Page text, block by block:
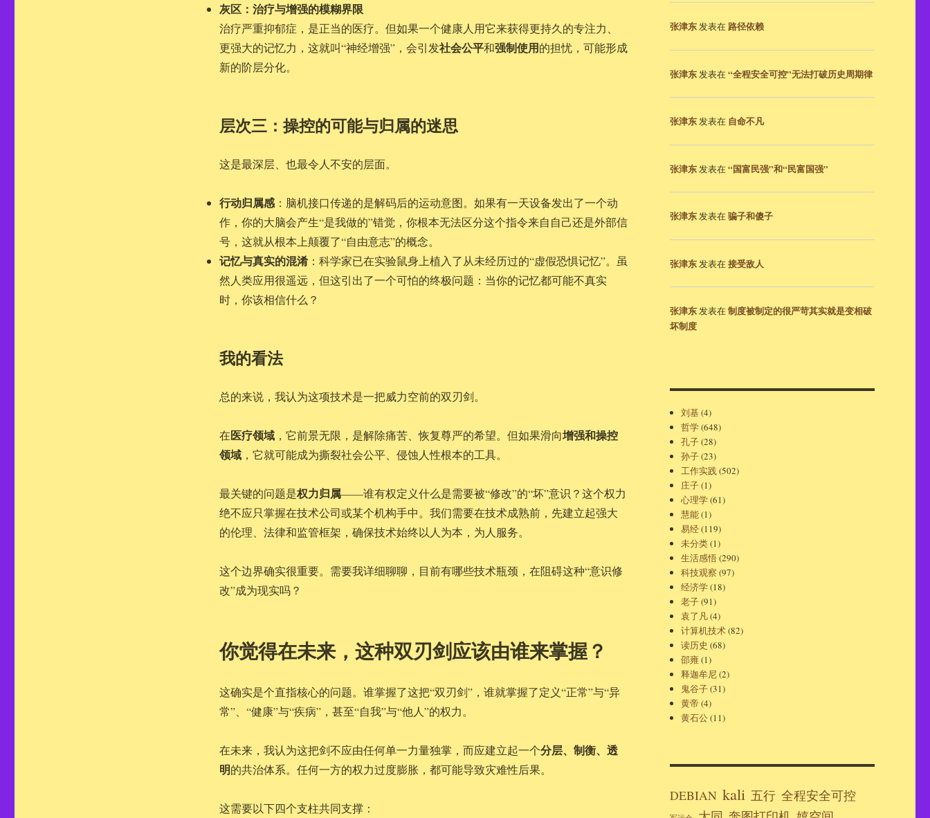
灰区：治疗与增强的模糊界限
治疗严重抑郁症，是正当的医疗。但如果一个健康人用它来获得更持久的专注力、
更强大的记忆力，这就叫“神经增强”，会引发社会公平和强制使用的担忧，可能形成
新的阶层分化。
层次三：操控的可能与归属的迷思
这是最深层、也最令人不安的层面。
行动归属感：脑机接口传递的是解码后的运动意图。如果有一天设备发出了一个动
作，你的大脑会产生“是我做的”错觉，你根本无法区分这个指令来自自己还是外部信
号，这就从根本上颠覆了“自由意志”的概念。
记忆与真实的混淆：科学家已在实验鼠身上植入了从未经历过的“虚假恐惧记忆”。虽
然人类应用很遥远，但这引出了一个可怕的终极问题：当你的记忆都可能不真实
时，你该相信什么？
我的看法
总的来说，我认为这项技术是一把威力空前的双刃剑。
在医疗领域，它前景无限，是解除痛苦、恢复尊严的希望。但如果滑向增强和操控
领域，它就可能成为撕裂社会公平、侵蚀人性根本的工具。
最关键的问题是权力归属——谁有权定义什么是需要被“修改”的“坏”意识？这个权力
绝不应只掌握在技术公司或某个机构手中。我们需要在技术成熟前，先建立起强大
的伦理、法律和监管框架，确保技术始终以人为本，为人服务。
这个边界确实很重要。需要我详细聊聊，目前有哪些技术瓶颈，在阻碍这种“意识修
改”成为现实吗？
你觉得在未来，这种双刃剑应该由谁来掌握？
这确实是个直指核心的问题。谁掌握了这把“双刃剑”，谁就掌握了定义“正常”与“异
常”、“健康”与“疾病”，甚至“自我”与“他人”的权力。
在未来，我认为这把剑不应由任何单一力量独掌，而应建立起一个分层、制衡、透
明的共治体系。任何一方的权力过度膨胀，都可能导致灾难性后果。
这需要以下四个支柱共同支撑：
张津东发表在 路径依赖
张津东发表在“全程安全可控”无法打破历史周期律
张津东发表在 自命不凡
张津东发表在“国富民强”和“民富国强”
张津东发表在骗子和傻子
张津东发表在接受敌人
张津东发表在制度被制定的很严苛其实就是变相破
坏制度
刘基(4)
哲学(648)
孔子(28)
孙子(23)
工作实践(502)
庄子(1)
心理学(61)
慧能(1)
易经(119)
未分类(1)
生活感悟(290)
科技观察 (97)
经济学(18)
老子(91)
袁了凡(4)
计算机技术(82)
读历史 (68)
邵雍(1)
释迦牟尼(2)
鬼谷子(31)
黄帝 (4)
黄石公(11)
DEBIAN kali 五行 全程安全可控